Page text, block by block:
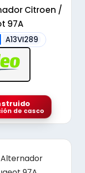
alto
Citroen /
97A
A13VI289
de casco